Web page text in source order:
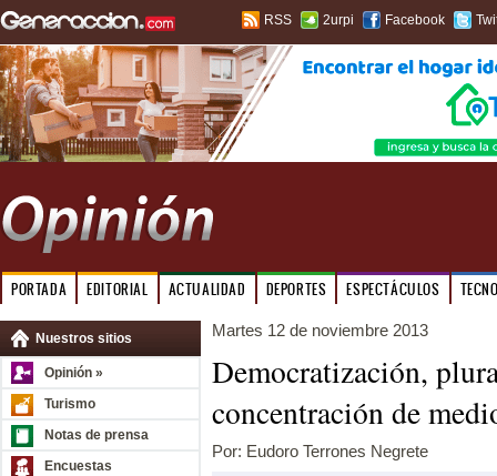
RSS 2urpi Facebook
PORTADA EDITORIAL ACTUALIDAD DEPORTES ESPECTÁCULOS
Nuestros sitios
Opinión »
Turismo
Notas de prensa
Encuestas
Martes 12 de noviembre 2013
Democratización,
concentración de
Por: Eudoro Terrones Negrete